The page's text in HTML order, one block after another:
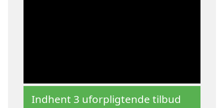
Indhent 3 uforpligtende tilbud